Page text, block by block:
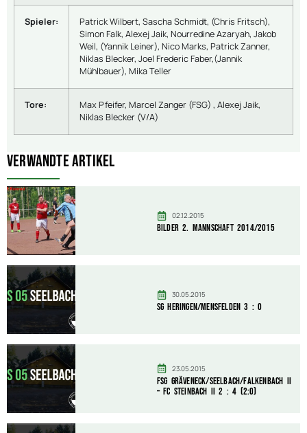
Spieler:
Patrick Wilbert, Sascha Schmidt, (Chris Fritsch),
Simon Falk, Alexej Jaik, Nourredine Azaryah, Jakob
Weil, (Yannik Leiner), Nico Marks, Patrick Zanner,
Niklas Blecker, Joel Frederic Faber,(Jannik
Mühlbauer), Mika Teller
Tore:
Max Pfeifer, Marcel Zanger (FSG) , Alexej Jaik,
Niklas Blecker (V/A)
Verwandte Artikel
02.12.2015
Bilder 2. Mannschaft 2014/2015
30.05.2015
SG Heringen/Mensfelden 3 : 0
23.05.2015
FSG Gräveneck/Seelbach/Falkenbach II
– FC Steinbach II 2 : 4 (2:0)